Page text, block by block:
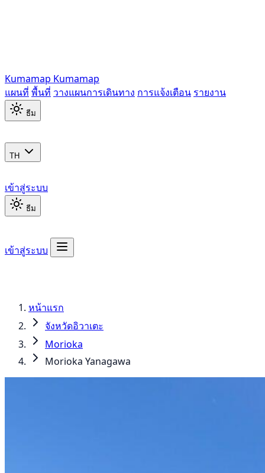
Kumamap Kumamap
แผนที่ พื้นที่ วางแผนการเดินทาง การแจ้งเตือน รายงาน
ธีม
TH
เข้าสู่ระบบ
ธีม
เข้าสู่ระบบ
หน้าแรก
จังหวัดอิวาเตะ
Morioka
Morioka Yanagawa